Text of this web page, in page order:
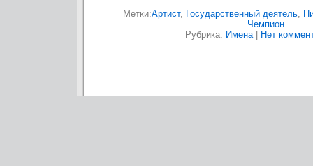
Метки:Артист, Государственный деятель,
Чемпион
Рубрика: Имена| Нет